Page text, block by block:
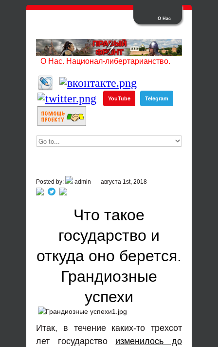
О Нас
О Нас. Национал-либертарианство.
YouTube Telegram
Posted by: admin августа 1st, 2018
Что такое
государство и
откуда оно берется.
Грандиозные
успехи
Итак, в течение каких-то трехсот
лет государство изменилось до